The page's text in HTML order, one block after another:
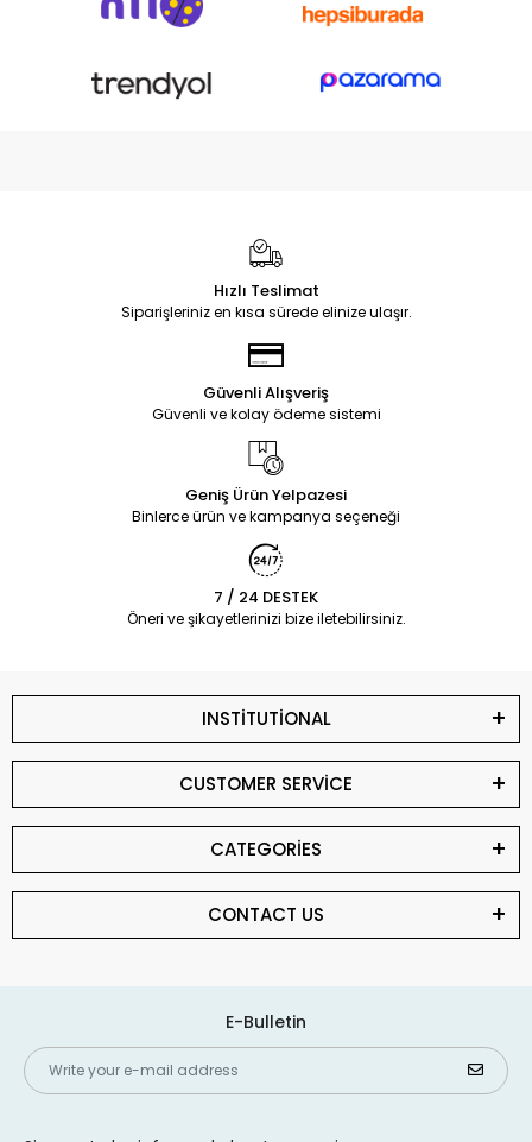
Hızlı Teslimat
Siparişleriniz en kısa sürede elinize ulaşır.
Güvenli Alışveriş
Güvenli ve kolay ödeme sistemi
Geniş Ürün Yelpazesi
Binlerce ürün ve kampanya seçeneği
7 / 24 DESTEK
Öneri ve şikayetlerinizi bize iletebilirsiniz.
INSTİTUTİONAL
CUSTOMER SERVİCE
CATEGORİES
CONTACT US
E-Bulletin